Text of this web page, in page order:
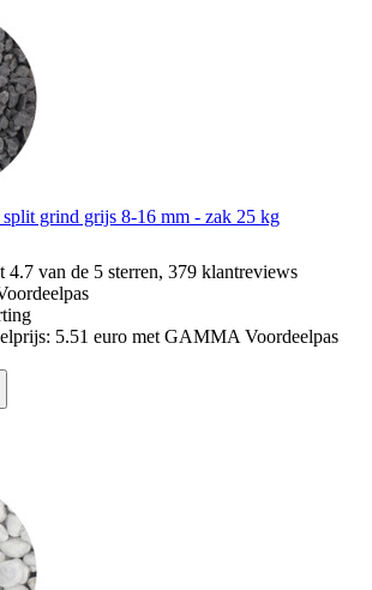
grind grijs 8-16 mm - zak 25 kg
4.7 van de 5 sterren, 379 klantreviews
5.51 euro met GAMMA Voordeelpas